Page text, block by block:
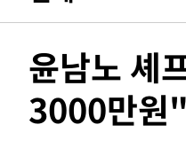
-12545초 전 >SK하이닉스,
-8654초 전 >외국인 심판 성
-8388초 전 >[속보]코스닥,
-8341초 전 >[속보]코스피,
윤남노 셰
3000만원"